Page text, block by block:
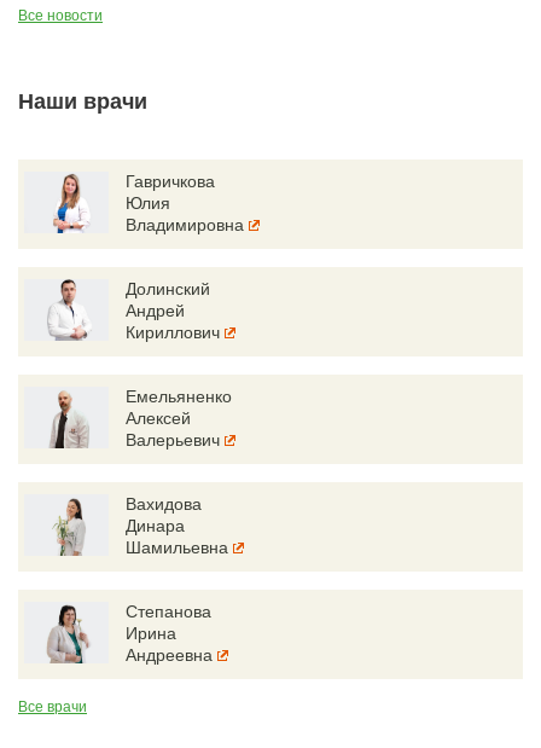
Все новости
Наши врачи
Гавричкова
Юлия
Владимировна
Долинский
Андрей
Кириллович
Емельяненко
Алексей
Валерьевич
Вахидова
Динара
Шамильевна
Степанова
Ирина
Андреевна
Все врачи